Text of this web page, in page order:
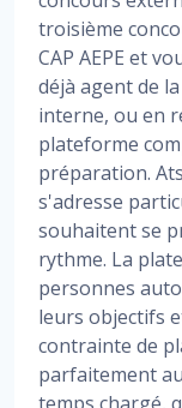
troisième
CAP AEPE et
déjà agent de
interne, ou en
plateforme
préparation.
s'adresse
souhaitent se
rythme. La
personnes
leurs objectifs
contrainte de
parfaitement